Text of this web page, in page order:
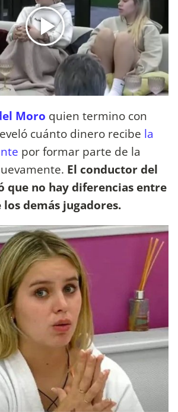
Moro quien termino con
cuánto dinero recibe la
por formar parte de la
El conductor del
que no hay diferencias entre
los demás jugadores.